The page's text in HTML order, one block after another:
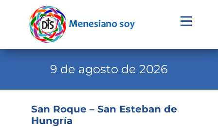
Evangelio
Institucional
9 de agosto de 2026
San Roque – San Esteban de
Hungría